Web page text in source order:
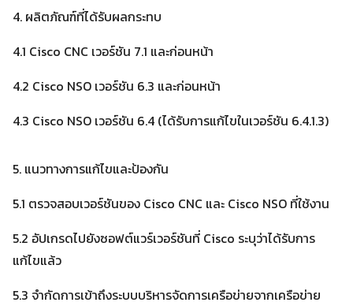
4. ผลิตภัณฑ์ที่ได้รับผลกระทบ
4.1 Cisco CNC เวอร์ชัน 7.1 และก่อนหน้า
4.2 Cisco NSO เวอร์ชัน 6.3 และก่อนหน้า
4.3 Cisco NSO เวอร์ชัน 6.4 (ได้รับการแก้ไขในเวอร์ชัน 6.4.1.3)
5. แนวทางการแก้ไขและป้องกัน
5.1 ตรวจสอบเวอร์ชันของ Cisco CNC และ Cisco NSO ที่ใช้งาน
5.2 อัปเกรดไปยังซอฟต์แวร์เวอร์ชันที่ Cisco ระบุว่าได้รับการ
แก้ไขแล้ว
5.3 จำกัดการเข้าถึงระบบบริหารจัดการเครือข่ายจากเครือข่าย